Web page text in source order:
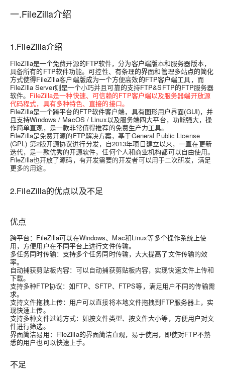
一.FileZilla介绍
1.FileZilla介绍
FileZilla是一个免费开源的FTP软件，分为客户端版本和服务器版本，
具备所有的FTP软件功能。可控性、有条理的界面和管理多站点的简化
方式使得FileZilla客户端版成为一个方便高效的FTP客户端工具，而
FileZilla Server则是一个小巧并且可靠的支持FTP&SFTP的FTP服务器
软件。 FileZilla是一种快速、可信赖的FTP客户端以及服务器端开放源
代码程式，具有多种特色、直接的接口。
FileZilla是一个跨平台的FTP软件客户端，具有图形用户界面(GUI)，并
且支持Windows / MacOS / Linux以及服务端四大平台，功能强大，操
作简单直观，是一款非常值得推荐的免费生产力工具。
FileZilla是免费开源的FTP解决方案，基于General Public License
(GPL) 第2版开源协议进行分发，自2013年项目建立以来，一直在更新
迭代，是一款优秀的开源软件，任何个人和商业机构都可以自由使用。
FileZilla也开放了源码，有开发需要的开发者可以用于二次研发，满足
更多的用途。
2.FileZilla的优点以及不足
优点
跨平台：FileZilla可以在Windows、Mac和Linux等多个操作系统上使
用，方便用户在不同平台上进行文件传输。
多任务同时传输：支持多个任务同时传输，大大提高了文件传输的效
率。
自动捕获剪贴板内容：可以自动捕获剪贴板内容，实现快速文件上传和
下载。
支持多种FTP协议：如FTP、SFTP、FTPS等，满足用户不同的传输需
求。
支持文件拖拽上传：用户可以直接将本地文件拖拽到FTP服务器上，实
现快速上传。
支持多种文件过滤方式：如按文件类型、按文件大小等，方便用户对文
件进行筛选。
界面简洁易用：FileZilla的界面简洁直观，易于使用，即使对FTP不熟
悉的用户也可以快速上手。
不足